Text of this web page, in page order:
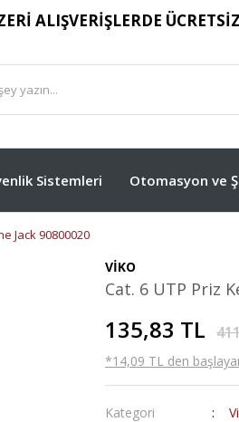
ALIŞVERİŞLERDE
Sistemleri Otomasyon ve
Jack 90800020
VİKO
Cat. 6 UTP Priz
135,83 TL
*14,09 TL den
Kategori